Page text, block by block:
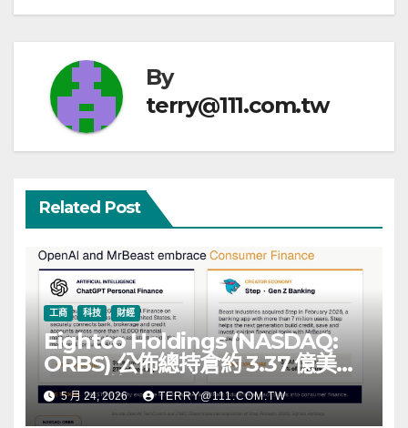
By
terry@111.com.tw
Related Post
工商 科技 財經
Eightco Holdings (NASDAQ:
ORBS) 公佈總持倉約 3.37 億美
元，涵蓋 OpenAI、Beast
Industries、超過 11,000 枚以太
5 月 24, 2026 TERRY@111.COM.TW